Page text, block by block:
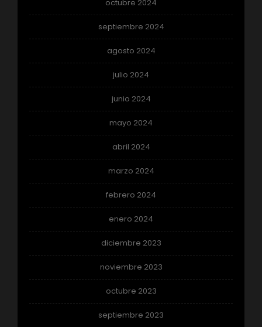
octubre 2024
septiembre 2024
agosto 2024
julio 2024
junio 2024
mayo 2024
abril 2024
marzo 2024
febrero 2024
enero 2024
diciembre 2023
noviembre 2023
octubre 2023
septiembre 2023